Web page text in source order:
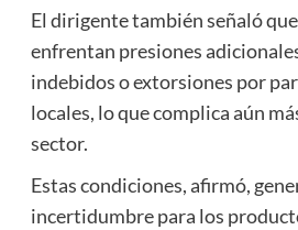
El dirigente también señaló
enfrentan presiones
indebidos o extorsiones por
locales, lo que complica aún
sector.
Estas condiciones, afirmó,
incertidumbre para los